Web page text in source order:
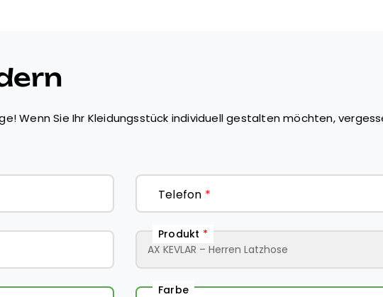
Wenn Sie Ihr Kleidungsstück individuell gestalten möchten,
Telefon *
Produkt *
Farbe